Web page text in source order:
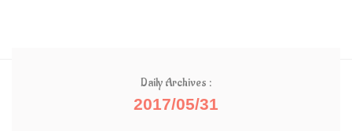
Daily Archives :
2017/05/31